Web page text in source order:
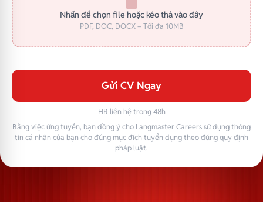
Nhấn để chọn file hoặc kéo thả vào đây
PDF, DOC, DOCX – Tối đa 10MB
Gửi CV Ngay
HR liên hệ trong 48h
Bằng việc ứng tuyển, bạn đồng ý cho Langmaster Careers sử dụng thông
tin cá nhân của bạn cho đúng mục đích tuyển dụng theo đúng quy định
pháp luật.